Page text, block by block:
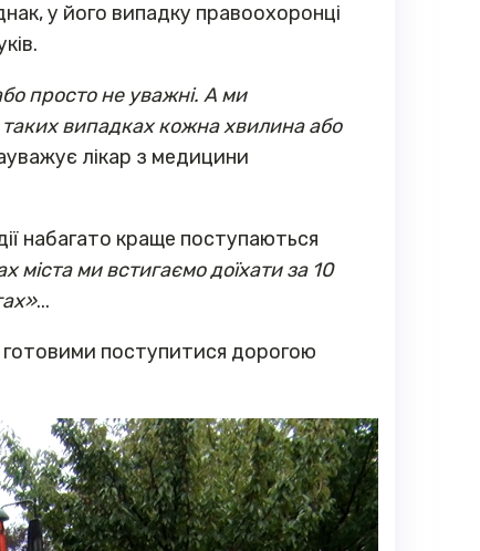
у його випадку правоохоронці
просто не уважні. А ми
випадках кожна хвилина або
лікар з медицини
набагато краще поступаються
ми встигаємо доїхати за 10
...
готовими поступитися дорогою